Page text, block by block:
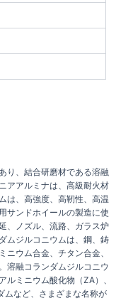
り、結合研磨材である溶融
アアルミナは、高級耐火材
は、高強度、高靭性、高温
サンドホイールの製造に使
、ノズル、流路、ガラス炉
ムジルコニウムは、鋼、鋳
ウム合金、チタン合金、
溶融コランダムジルコニウ
ルミニウム酸化物（ZA）、
ムなど、さまざまな名称が